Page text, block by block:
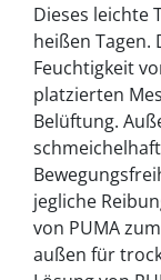
Dieses leichte
heißen Tagen.
Feuchtigkeit
platzierten
Belüftung.
jegliche
von PUMA
außen für